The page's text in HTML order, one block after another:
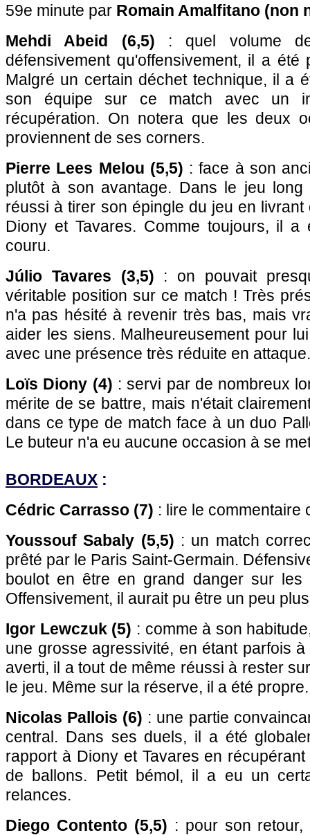
59e minute par Romain Amalfitano (non
Mehdi Abeid (6,5) : quel volume
défensivement qu'offensivement, il a été
Malgré un certain déchet technique, il a
son équipe sur ce match avec un
récupération. On notera que les deux
proviennent de ses corners.
Pierre Lees Melou (5,5) : face à son
plutôt à son avantage. Dans le jeu
réussi à tirer son épingle du jeu en
Diony et Tavares. Comme toujours, il a
couru.
Júlio Tavares (3,5) : on pouvait
véritable position sur ce match ! Très
n'a pas hésité à revenir très bas, mais
aider les siens. Malheureusement pour
avec une présence très réduite en attaque.
Loïs Diony (4) : servi par de nombreux
mérite de se battre, mais n'était
dans ce type de match face à un duo
Le buteur n'a eu aucune occasion à se
BORDEAUX :
Cédric Carrasso (7) : lire le commentaire
Youssouf Sabaly (5,5) : un match
prêté par le Paris Saint-Germain.
boulot en être en grand danger sur les
Offensivement, il aurait pu être un peu
Igor Lewczuk (5) : comme à son
une grosse agressivité, en étant parfois
averti, il a tout de même réussi à rester
le jeu. Même sur la réserve, il a été propre.
Nicolas Pallois (6) : une partie
central. Dans ses duels, il a été
rapport à Diony et Tavares en
de ballons. Petit bémol, il a eu un
relances.
Diego Contento (5,5) : pour son